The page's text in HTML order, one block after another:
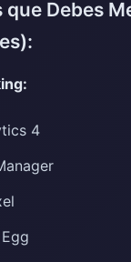
que Debes
4